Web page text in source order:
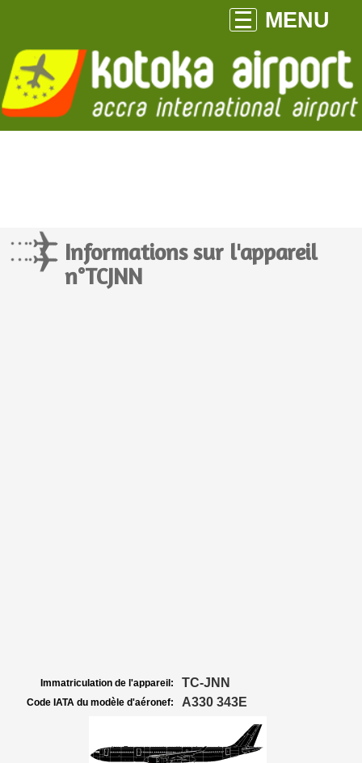
MENU
Informations sur l'appareil
n°TCJNN
Immatriculation de l'appareil: TC-JNN
Code IATA du modèle d'aéronef: A330 343E